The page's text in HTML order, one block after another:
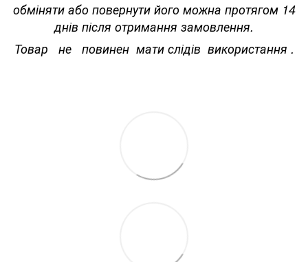
обміняти або повернути його можна протягом 14
днів після отримання замовлення.
Товар не повинен мати слідів використання .